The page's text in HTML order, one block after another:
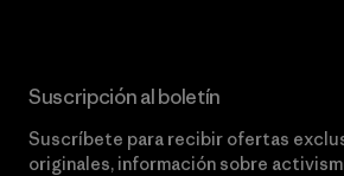
Suscripción al boletín
Suscríbete para recibir ofertas
originales, información sobre